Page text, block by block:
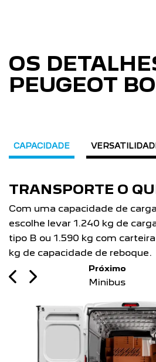
OS
PEUGEOT
CAPACIDADE
TRANSPORTE O
Com uma capacidade de
escolhe levar 1.240 kg de
tipo B ou 1.590 kg com
kg de capacidade de reboque.
Previous
Next